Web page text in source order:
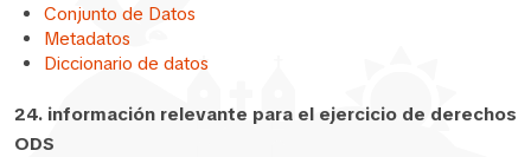
Conjunto de Datos
Metadatos
Diccionario de datos
24. información relevante para el ejercicio de derechos
ODS